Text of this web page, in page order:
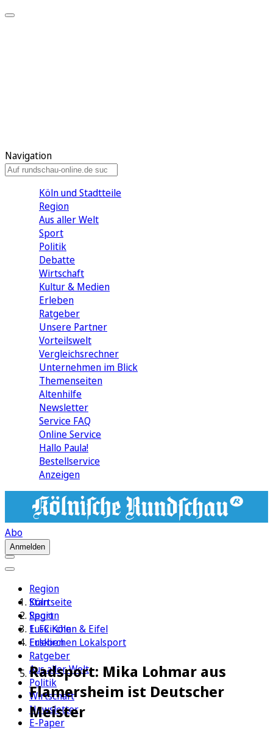
Navigation
Köln und Stadtteile
Region
Aus aller Welt
Sport
Politik
Debatte
Wirtschaft
Kultur & Medien
Erleben
Ratgeber
Unsere Partner
Vorteilswelt
Vergleichsrechner
Unternehmen im Blick
Themenseiten
Altenhilfe
Newsletter
Service FAQ
Online Service
Hallo Paula!
Bestellservice
Anzeigen
Abo
Anmelden
Region
Köln
Sport
1. FC Köln
Erleben
Ratgeber
Aus aller Welt
Politik
Wirtschaft
Newsletter
E-Paper
Startseite
Region
Euskirchen & Eifel
Euskirchen Lokalsport
Radsport: Mika Lohmar aus
Flamersheim ist Deutscher
Meister